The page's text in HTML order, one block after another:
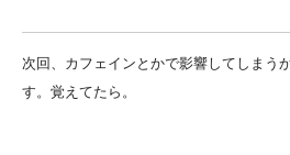
次回、カフェインとかで影響してしまう
す。覚えてたら。